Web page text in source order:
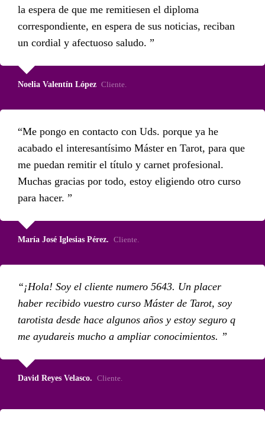
la espera de que me remitiesen el diploma
correspondiente, en espera de sus noticias, reciban
un cordial y afectuoso saludo.
Noelia Valentín López Cliente.
Me pongo en contacto con Uds. porque ya he
acabado el interesantísimo Máster en Tarot, para que
me puedan remitir el título y carnet profesional.
Muchas gracias por todo, estoy eligiendo otro curso
para hacer.
María José Iglesias Pérez. Cliente.
¡Hola! Soy el cliente numero 5643. Un placer
haber recibido vuestro curso Máster de Tarot, soy
tarotista desde hace algunos años y estoy seguro q
me ayudareis mucho a ampliar conocimientos.
David Reyes Velasco. Cliente.